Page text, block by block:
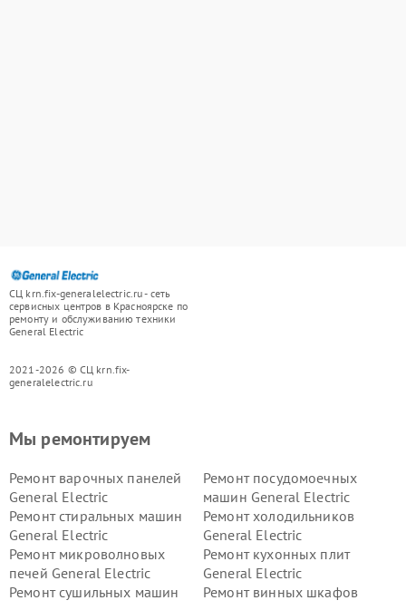
СЦ krn.fix-generalelectric.ru - сеть
сервисных центров в Красноярске по
ремонту и обслуживанию техники
General Electric
2021-2026 © СЦ krn.fix-
generalelectric.ru
Мы ремонтируем
Ремонт варочных панелей
General Electric
Ремонт посудомоечных
машин General Electric
Ремонт стиральных машин
General Electric
Ремонт холодильников
General Electric
Ремонт микроволновых
печей General Electric
Ремонт кухонных плит
General Electric
Ремонт сушильных машин
Ремонт винных шкафов